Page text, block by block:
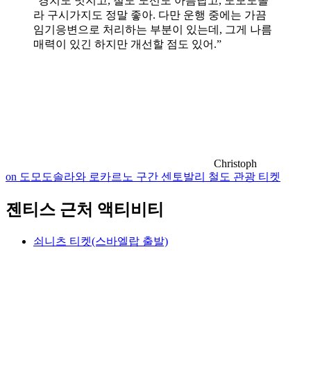
라 구시가지도 정말 좋아. 다만 운행 중에는 가끔
임기응변으로 처리하는 부분이 있는데, 그게 나름
매력이 있긴 하지만 개선할 점도 있어.”
Christoph
on 도모도솔라와 로카르노 구간 센토발리 철도 관광 티켓
젠티스 근처 액티비티
쇠니츠 티켓(스바엘랍 출발)